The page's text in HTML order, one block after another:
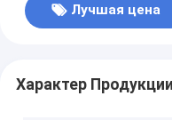
Лучшая цена
Характер Продукции